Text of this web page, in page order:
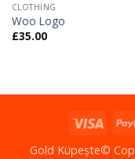
CLOTHING
Woo Logo
£35.00
Gold Küpeşte©